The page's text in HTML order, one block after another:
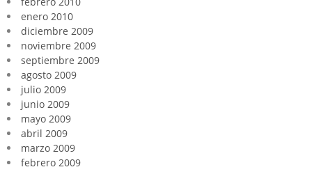
enero 2010
diciembre 2009
noviembre 2009
septiembre 2009
agosto 2009
julio 2009
junio 2009
mayo 2009
abril 2009
marzo 2009
febrero 2009